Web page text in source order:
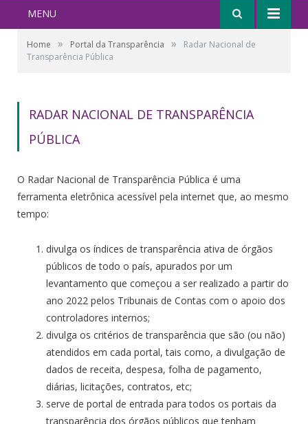
MENU
Home » Portal da Transparência »
Radar Nacional de
Transparência Pública
RADAR NACIONAL DE TRANSPARÊNCIA
PÚBLICA
O Radar Nacional de Transparência Pública é uma
ferramenta eletrônica acessível pela internet que, ao mesmo
tempo:
divulga os índices de transparência ativa de órgãos
públicos de todo o país, apurados por um
levantamento que começou a ser realizado a partir do
ano 2022 pelos Tribunais de Contas com o apoio dos
controladores internos;
divulga os critérios de transparência que são (ou não)
atendidos em cada portal, tais como, a divulgação de
dados de receita, despesa, folha de pagamento,
diárias, licitações, contratos, etc;
serve de portal de entrada para todos os portais da
transparência dos órgãos públicos que tenham